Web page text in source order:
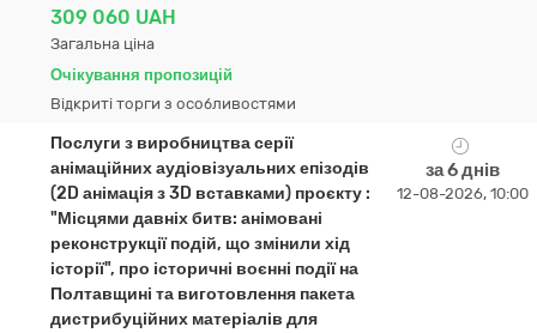
309 060 UAH
Загальна ціна
Очікування пропозицій
Відкриті торги з особливостями
Послуги з виробництва серії
анімаційних аудіовізуальних епізодів
(2D анімація з 3D вставками) проєкту :
"Місцями давніх битв: анімовані
реконструкції подій, що змінили хід
історії", про історичні воєнні події на
Полтавщині та виготовлення пакета
дистрибуційних матеріалів для
за 6 днів
12-08-2026, 10:00